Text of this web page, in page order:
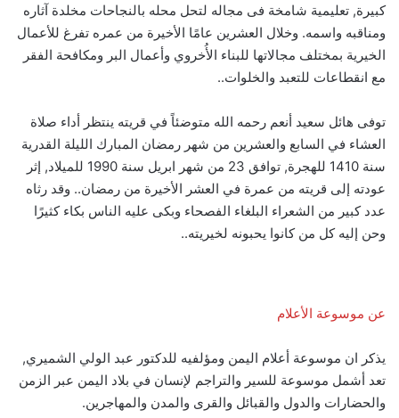
كبيرة, تعليمية شامخة فى مجاله لتحل محله بالنجاحات مخلدة آثاره
ومناقبه واسمه. وخلال العشرين عامًا الأخيرة من عمره تفرغ للأعمال
الخيرية بمختلف مجالاتها للبناء الأُخروي وأعمال البر ومكافحة الفقر
مع انقطاعات للتعبد والخلوات..
توفى هائل سعيد أنعم رحمه الله متوضئاً في قريته ينتظر أداء صلاة
العشاء في السابع والعشرين من شهر رمضان المبارك الليلة القدرية
سنة 1410 للهجرة, توافق 23 من شهر ابريل سنة 1990 للميلاد, إثر
عودته إلى قريته من عمرة في العشر الأخيرة من رمضان.. وقد رثاه
عدد كبير من الشعراء البلغاء الفصحاء وبكى عليه الناس بكاء كثيرًا
وحن إليه كل من كانوا يحبونه لخيريته..
عن موسوعة الأعلام
يذكر ان موسوعة أعلام اليمن ومؤلفيه للدكتور عبد الولي الشميري,
تعد أشمل موسوعة للسير والتراجم لإنسان في بلاد اليمن عبر الزمن
والحضارات والدول والقبائل والقرى والمدن والمهاجرين.